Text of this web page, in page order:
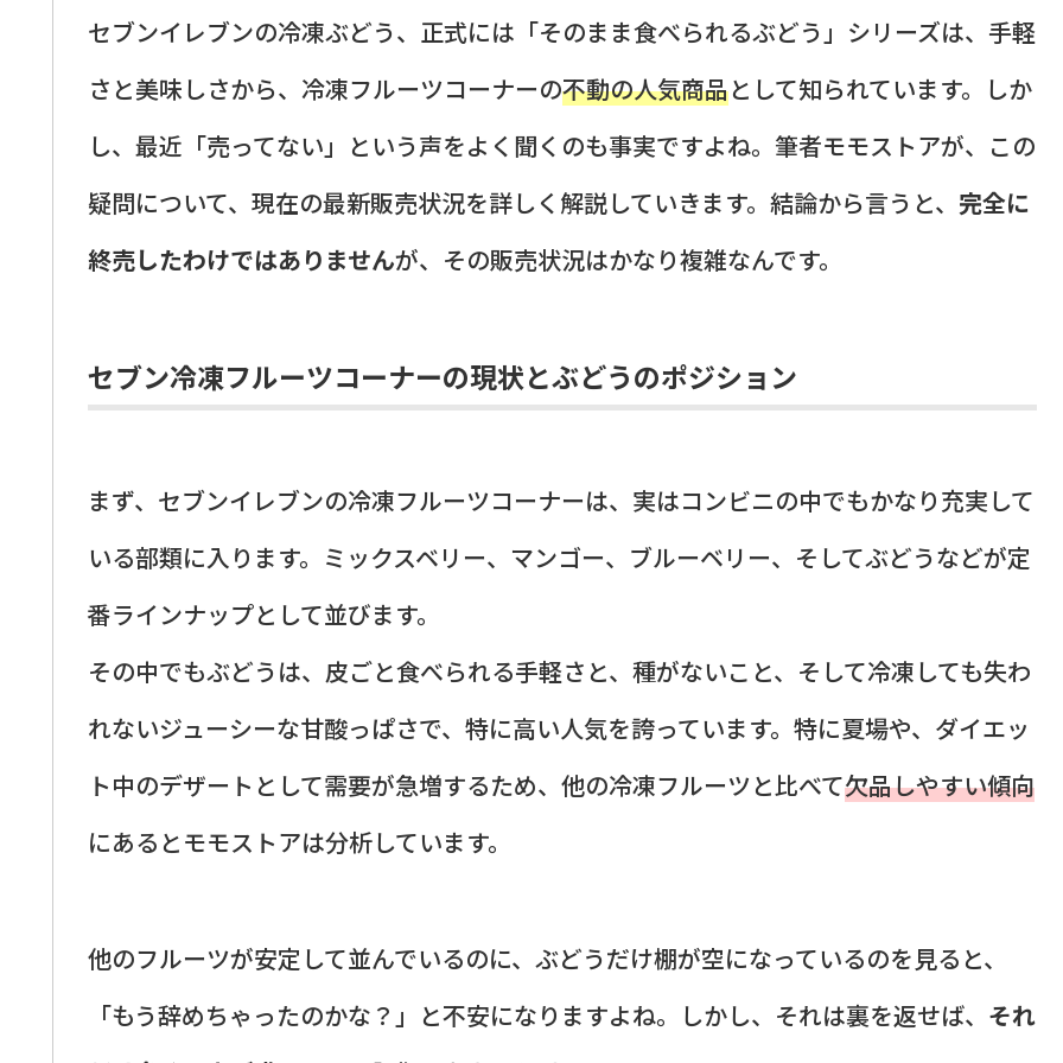
セブンイレブンの冷凍ぶどう、正式には「そのまま食べられるぶどう」シリーズは、手軽
さと美味しさから、冷凍フルーツコーナーの不動の人気商品として知られています。しか
し、最近「売ってない」という声をよく聞くのも事実ですよね。筆者モモストアが、この
疑問について、現在の最新販売状況を詳しく解説していきます。結論から言うと、 完全に
終売したわけではありませんが、その販売状況はかなり複雑なんです。
セブン冷凍フルーツコーナーの現状とぶどうのポジション
まず、セブンイレブンの冷凍フルーツコーナーは、実はコンビニの中でもかなり充実して
いる部類に入ります。ミックスベリー、マンゴー、ブルーベリー、そしてぶどうなどが定
番ラインナップとして並びます。
その中でもぶどうは、皮ごと食べられる手軽さと、種がないこと、そして冷凍しても失わ
れないジューシーな甘酸っぱさで、特に高い人気を誇っています。特に夏場や、ダイエッ
ト中のデザートとして需要が急増するため、他の冷凍フルーツと比べて欠品しやすい傾向
にあるとモモストアは分析しています。
他のフルーツが安定して並んでいるのに、ぶどうだけ棚が空になっているのを見ると、
「もう辞めちゃったのかな？」と不安になりますよね。しかし、それは裏を返せば、 それ